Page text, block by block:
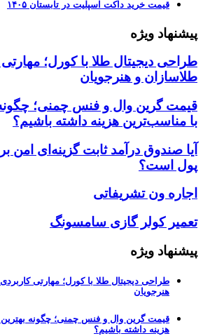
قیمت خرید داکت اسپلیت در تابستان ۱۴۰۵
پیشنهاد ویژه
طراحی دیجیتال طلا با کورل؛
طلاسازان و هنرجویان
قیمت گرین وال و فنس چمنی؛ چگونه
با مناسب‌ترین هزینه داشته باشیم؟
آیا صندوق درآمد ثابت گزینه‌ای
پول است؟
اجاره ون تشریفاتی
تعمیر کولر گازی سامسونگ
پیشنهاد ویژه
طراحی دیجیتال طلا با کورل؛ مهارتی
هنرجویان
قیمت گرین وال و فنس چمنی؛ چگونه بهترین
هزینه داشته باشیم؟